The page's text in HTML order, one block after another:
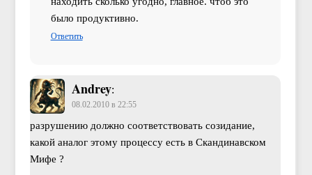
было продуктивно.
Ответить
Andrey:
08.02.2010 в 22:55
разрушению должно соответствовать созидание,
какой аналог этому процессу есть в Скандинавском
Мифе ?